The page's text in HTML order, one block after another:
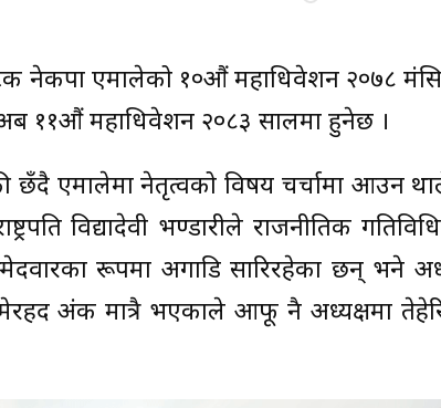
नेकपा एमालेको १०औं महाधिवेशन २०७८
अब ११औं महाधिवेशन २०८३ सालमा हुनेछ ।
एमालेमा नेतृत्वको विषय चर्चामा आउन
विद्यादेवी भण्डारीले राजनीतिक
रूपमा अगाडि सारिरहेका छन् भने
उमेरहद अंक मात्रै भएकाले आफू नै अध्यक्षमा